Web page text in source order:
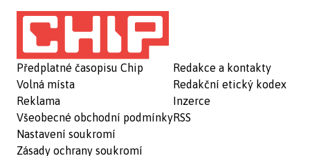
Předplatné časopisu Chip
Volná místa
Reklama
Všeobecné obchodní podmínky
Nastavení soukromí
Zásady ochrany soukromí
Redakce a kontakty
Redakční etický kodex
Inzerce
RSS